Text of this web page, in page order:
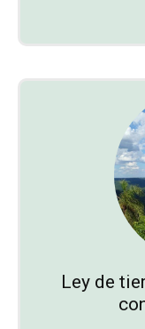
Ley de